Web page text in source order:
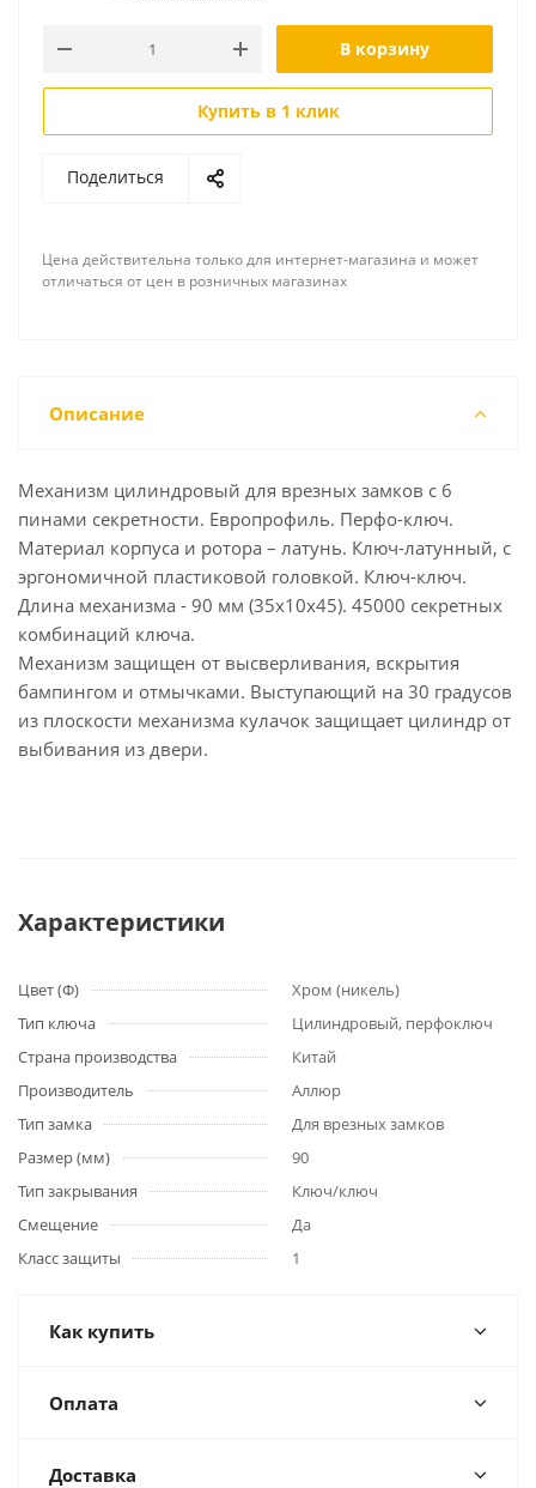
В корзину
Купить в 1 клик
Поделиться
Цена действительна только для интернет-магазина и может
отличаться от цен в розничных магазинах
Описание
Механизм цилиндровый для врезных замков с 6
пинами секретности. Европрофиль. Перфо-ключ.
Материал корпуса и ротора – латунь. Ключ-латунный, с
эргономичной пластиковой головкой. Ключ-ключ.
Длина механизма - 90 мм (35х10х45). 45000 секретных
комбинаций ключа.
Механизм защищен от высверливания, вскрытия
бампингом и отмычками. Выступающий на 30 градусов
из плоскости механизма кулачок защищает цилиндр от
выбивания из двери.
Характеристики
Цвет (Ф)
Хром (никель)
Тип ключа
Цилиндровый, перфоключ
Страна производства
Китай
Производитель
Аллюр
Тип замка
Для врезных замков
Размер (мм)
90
Тип закрывания
Ключ/ключ
Смещение
Да
Класс защиты
1
Как купить
Оплата
Доставка